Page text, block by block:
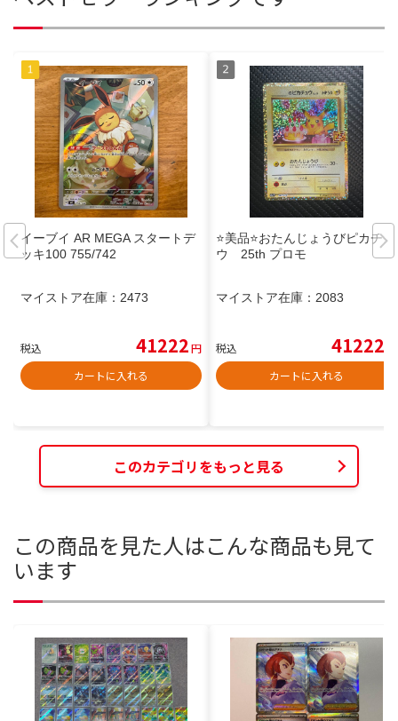
イーブイ AR MEGA スタートデ
ッキ100 755/742
マイストア在庫： 2473
税込 41222円
カートに入れる
⭐️美品⭐️おたんじょうびピカチュ
ウ 25th プロモ
マイストア在庫： 2083
税込 41222
カートに入れる
このカテゴリをもっと見る
この商品を見た人はこんな商品も見て
います